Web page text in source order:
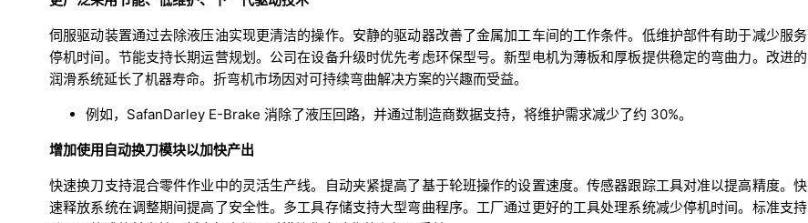
伺服驱动装置通过去除液压油实现更清洁的操作。安静的驱动器改善了金属加工车间的工作条件。低维护部件有助于减少服务
停机时间。节能支持长期运营规划。公司在设备升级时优先考虑环保型号。新型电机为薄板和厚板提供稳定的弯曲力。改进的
润滑系统延长了机器寿命。折弯机市场因对可持续弯曲解决方案的兴趣而受益。
例如，SafanDarley E-Brake 消除了液压回路，并通过制造商数据支持，将维护需求减少了约 30%。
增加使用自动换刀模块以加快产出
快速换刀支持混合零件作业中的灵活生产线。自动夹紧提高了基于轮班操作的设置速度。传感器跟踪工具对准以提高精度。快
速释放系统在调整期间提高了安全性。多工具存储支持大型弯曲程序。工厂通过更好的工具处理系统减少停机时间。标准支持